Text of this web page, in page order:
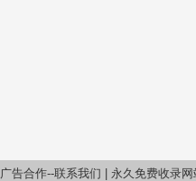
广告合作--联系我们
永久免费收录网